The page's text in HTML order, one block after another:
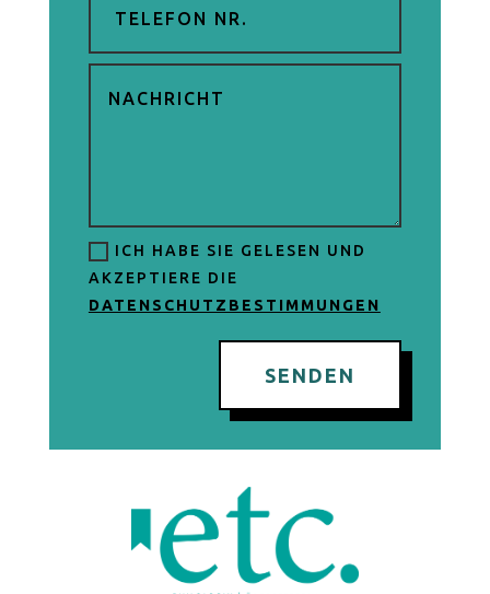
ICH HABE SIE GELESEN UND
AKZEPTIERE DIE
DATENSCHUTZBESTIMMUNGEN
SENDEN